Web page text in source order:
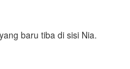
baru tiba di sisi Nia.